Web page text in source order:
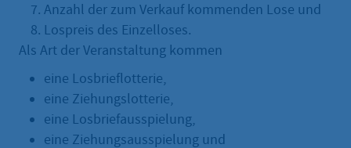
Anzahl der zum Verkauf kommenden Lose und
Lospreis des Einzelloses.
Als Art der Veranstaltung kommen
eine Losbrieflotterie,
eine Ziehungslotterie,
eine Losbriefausspielung,
eine Ziehungsausspielung und